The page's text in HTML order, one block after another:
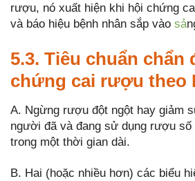
rượu, nó xuất hiện khi hội chứng
và báo hiệu bệnh nhân sắp vào sả
5.3. Tiêu chuẩn chẩn
chứng cai rượu theo
A. Ngừng rượu đột ngột hay giảm
người đã và đang sử dụng rượu
trong một thời gian dài.
B. Hai (hoặc nhiều hơn) các biểu